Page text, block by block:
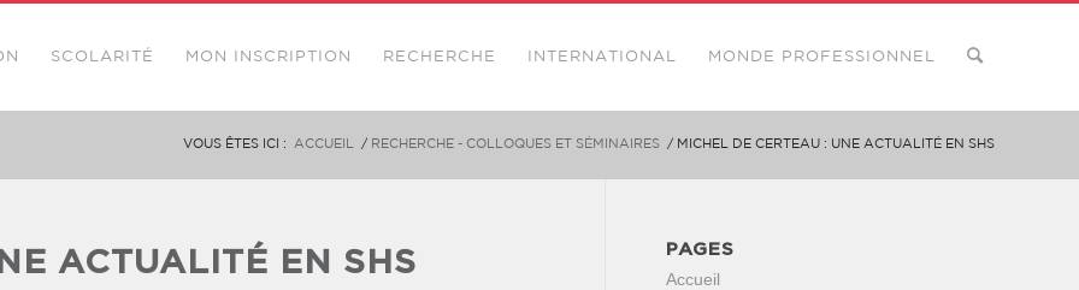
SCOLARITÉ MON INSCRIPTION RECHERCHE INTERNATIONAL MONDE PROFESSIONNEL
VOUS ÊTES ICI : ACCUEIL / RECHERCHE - COLLOQUES ET SÉMINAIRES / MICHEL DE CERTEAU : UNE ACTUALITÉ EN SHS
ACTUALITÉ EN SHS PAGES
Accueil